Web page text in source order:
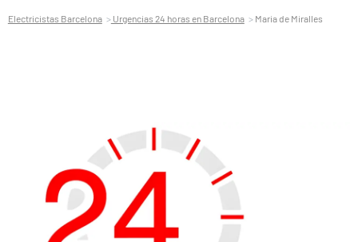
Electricistas Barcelona Urgencias 24 horas en Barcelona Maria de Miralles